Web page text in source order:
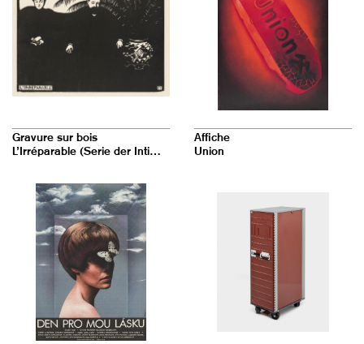
Gravure sur bois
L’Irréparable (Serie der Intimités X)
Affiche
Union